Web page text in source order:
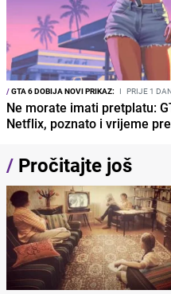
/GTA 6 DOBIJA NOVI PRIKAZ: I PRIJE 1
Ne morate imati pretplatu:
Netflix, poznato i vrijeme
/ Pročitajte još